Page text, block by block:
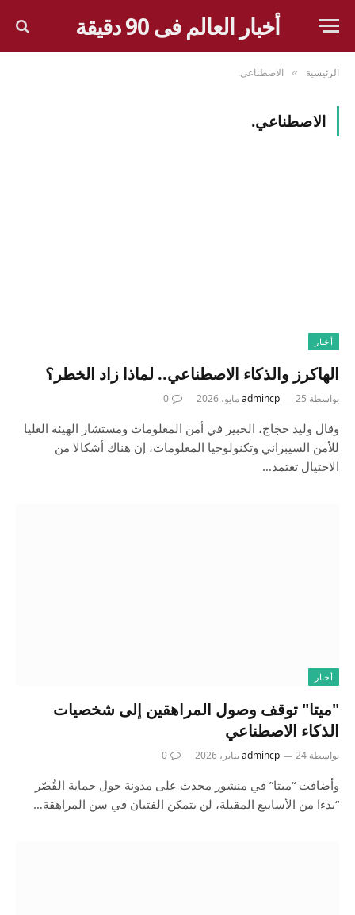
أخبار العالم فى 90 دقيقة
الرئيسية » الاصطناعي.
الاصطناعي.
أخبار
الهاكرز والذكاء الاصطناعي.. لماذا زاد الخطر؟
بواسطة admincp 25 مايو، 2026 0
وقال وليد حجاج، الخبير في أمن المعلومات ومستشار الهيئة العليا
للأمن السيبراني وتكنولوجيا المعلومات، إن هناك أشكالا من
الاحتيال تعتمد…
أخبار
"ميتا" توقف وصول المراهقين إلى شخصيات
الذكاء الاصطناعي
بواسطة admincp 24 يناير، 2026 0
وأضافت “ميتا” في منشور ⁠محدث على مدونة حول حماية القُصّر
“بدءا من الأسابيع المقبلة، لن ‌يتمكن الفتيان في سن المراهقة…